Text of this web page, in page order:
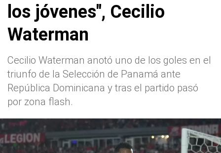
los jóvenes", Cecilio
Waterman
Cecilio Waterman anotó uno de los goles en el
triunfo de la Selección de Panamá ante
República Dominicana y tras el partido pasó
por zona flash.